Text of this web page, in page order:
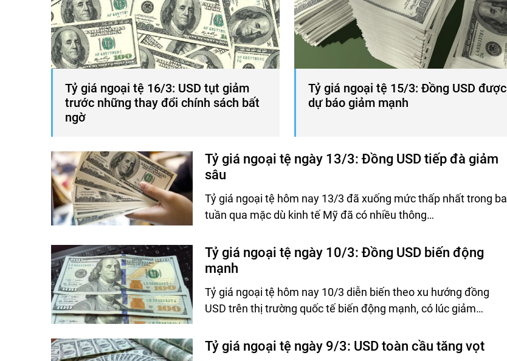
Tỷ giá ngoại tệ 16/3: USD tụt giảm
trước những thay đổi chính sách bất
ngờ
Tỷ giá ngoại tệ 15/3: Đồng USD được
dự báo giảm mạnh
Tỷ giá ngoại tệ ngày 13/3: Đồng USD tiếp đà giảm
sâu
Tỷ giá ngoại tệ hôm nay 13/3 đã xuống mức thấp nhất trong ba
tuần qua mặc dù kinh tế Mỹ đã có nhiều thông…
Tỷ giá ngoại tệ ngày 10/3: Đồng USD biến động
mạnh
Tỷ giá ngoại tệ hôm nay 10/3 diễn biến theo xu hướng đồng
USD trên thị trường quốc tế biến động mạnh, có lúc giảm…
Tỷ giá ngoại tệ ngày 9/3: USD toàn cầu tăng vọt